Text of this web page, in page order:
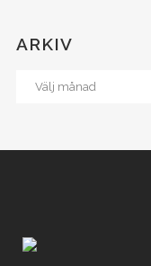
ARKIV